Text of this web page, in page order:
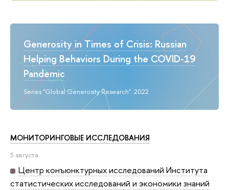
Generosity in Times of Crisis: Russian
Helping Behaviors During the COVID-19
Pandemic
Series "Global Generosity Research". 2022
МОНИТОРИНГОВЫЕ ИССЛЕДОВАНИЯ
5 августа
Центр конъюнктурных исследований Института
статистических исследований и экономики знаний